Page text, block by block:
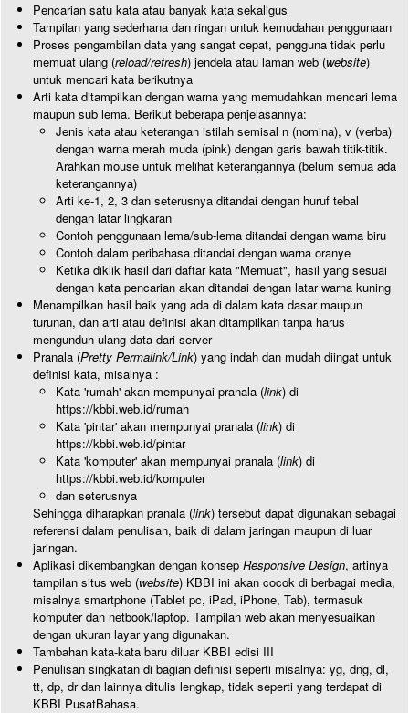
Pencarian satu kata atau banyak kata sekaligus
Tampilan yang sederhana dan ringan untuk kemudahan penggunaan
Proses pengambilan data yang sangat cepat, pengguna tidak perlu
memuat ulang (reload/refresh) jendela atau laman web (website)
untuk mencari kata berikutnya
Arti kata ditampilkan dengan warna yang memudahkan mencari lema
maupun sub lema. Berikut beberapa penjelasannya:
Jenis kata atau keterangan istilah semisal n (nomina), v (verba)
dengan warna merah muda (pink) dengan garis bawah titik-titik.
Arahkan mouse untuk melihat keterangannya (belum semua ada
keterangannya)
Arti ke-1, 2, 3 dan seterusnya ditandai dengan huruf tebal
dengan latar lingkaran
Contoh penggunaan lema/sub-lema ditandai dengan warna biru
Contoh dalam peribahasa ditandai dengan warna oranye
Ketika diklik hasil dari daftar kata "Memuat", hasil yang sesuai
dengan kata pencarian akan ditandai dengan latar warna kuning
Menampilkan hasil baik yang ada di dalam kata dasar maupun
turunan, dan arti atau definisi akan ditampilkan tanpa harus
mengunduh ulang data dari server
Pranala (Pretty Permalink/Link) yang indah dan mudah diingat untuk
definisi kata, misalnya :
Kata 'rumah' akan mempunyai pranala (link) di
https://kbbi.web.id/rumah
Kata 'pintar' akan mempunyai pranala (link) di
https://kbbi.web.id/pintar
Kata 'komputer' akan mempunyai pranala (link) di
https://kbbi.web.id/komputer
dan seterusnya
Sehingga diharapkan pranala (link) tersebut dapat digunakan sebagai
referensi dalam penulisan, baik di dalam jaringan maupun di luar
jaringan.
Aplikasi dikembangkan dengan konsep Responsive Design, artinya
tampilan situs web (website) KBBI ini akan cocok di berbagai media,
misalnya smartphone (Tablet pc, iPad, iPhone, Tab), termasuk
komputer dan netbook/laptop. Tampilan web akan menyesuaikan
dengan ukuran layar yang digunakan.
Tambahan kata-kata baru diluar KBBI edisi III
Penulisan singkatan di bagian definisi seperti misalnya: yg, dng, dl,
tt, dp, dr dan lainnya ditulis lengkap, tidak seperti yang terdapat di
KBBI PusatBahasa.